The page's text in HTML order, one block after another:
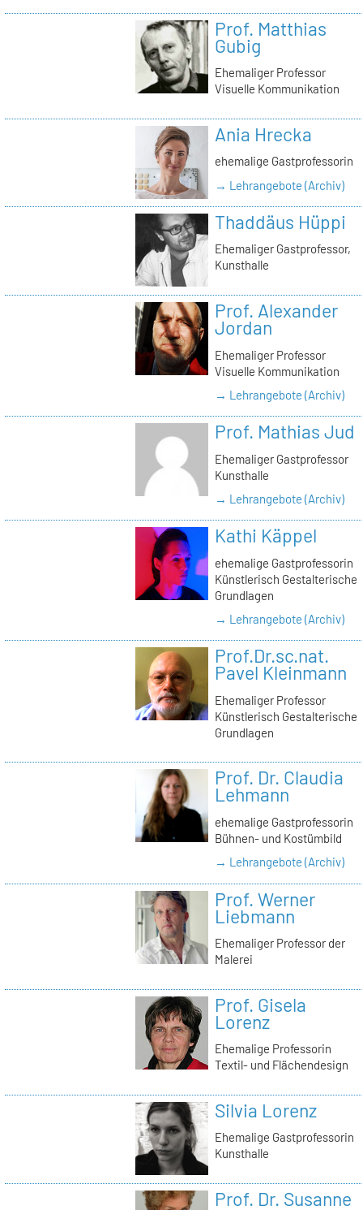
Prof. Matthias
Gubig
Ehemaliger Professor
Visuelle Kommunikation
Ania Hrecka
ehemalige Gastprofessorin
→ Lehrangebote (Archiv)
Thaddäus Hüppi
Ehemaliger Gastprofessor,
Kunsthalle
Prof. Alexander
Jordan
Ehemaliger Professor
Visuelle Kommunikation
→ Lehrangebote (Archiv)
Prof. Mathias Jud
Ehemaliger Gastprofessor
Kunsthalle
→ Lehrangebote (Archiv)
Kathi Käppel
ehemalige Gastprofessorin
Künstlerisch Gestalterische
Grundlagen
→ Lehrangebote (Archiv)
Prof.Dr.sc.nat.
Pavel Kleinmann
Ehemaliger Professor
Künstlerisch Gestalterische
Grundlagen
Prof. Dr. Claudia
Lehmann
ehemalige Gastprofessorin
Bühnen- und Kostümbild
→ Lehrangebote (Archiv)
Prof. Werner
Liebmann
Ehemaliger Professor der
Malerei
Prof. Gisela
Lorenz
Ehemalige Professorin
Textil- und Flächendesign
Silvia Lorenz
Ehemalige Gastprofessorin
Kunsthalle
Prof. Dr. Susanne